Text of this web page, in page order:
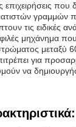
επιχειρήσεις
γραμμών
τις ειδικές
μηχάνημα που
μεταξύ
για
να